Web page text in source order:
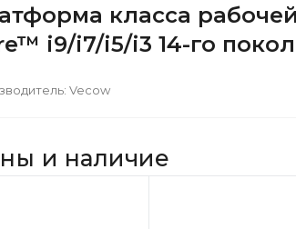
класса
i9/i7/i5/i3 14-го
Vecow
и наличие